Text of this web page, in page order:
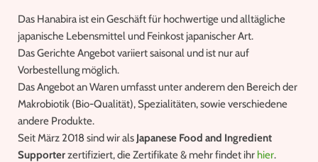
Das Hanabira ist ein Geschäft für hochwertige und alltägliche
japanische Lebensmittel und Feinkost japanischer Art.
Das Gerichte Angebot variiert saisonal und ist nur auf
Vorbestellung möglich.
Das Angebot an Waren umfasst unter anderem den Bereich der
Makrobiotik (Bio-Qualität), Spezialitäten, sowie verschiedene
andere Produkte.
Seit März 2018 sind wir als Japanese Food and Ingredient
Supporterzertifiziert, die Zertifikate & mehr findet ihr hier.